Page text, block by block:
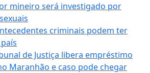
mineiro será investigado por
criminais podem ter
de Justiça libera empréstimo
Maranhão e caso pode chegar